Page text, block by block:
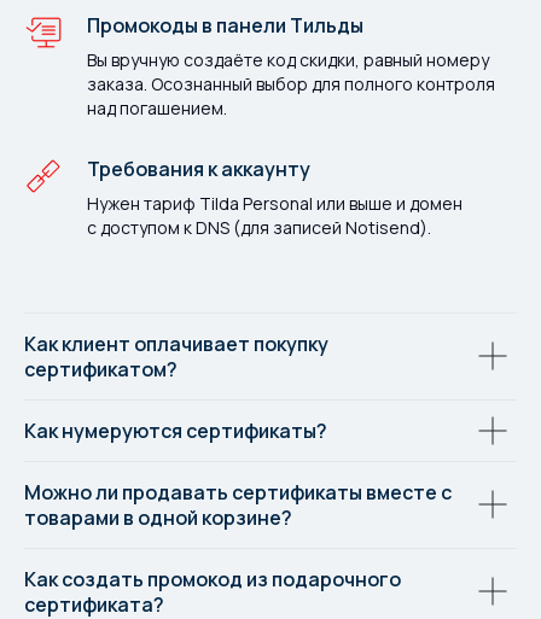
Промокоды в панели Тильды
Вы вручную создаёте код скидки, равный номеру
заказа. Осознанный выбор для полного контроля
над погашением.
Требования к аккаунту
Нужен тариф Tilda Personal или выше и домен
с доступом к DNS (для записей Notisend).
Как клиент оплачивает покупку
сертификатом?
Как нумеруются сертификаты?
Можно ли продавать сертификаты вместе с
товарами в одной корзине?
Как создать промокод из подарочного
сертификата?